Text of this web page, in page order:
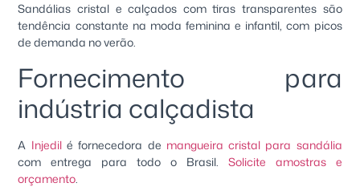
Sandálias cristal e calçados com tiras transparentes são
tendência constante na moda feminina e infantil, com picos
de demanda no verão.
Fornecimento para
indústria calçadista
A Injedilé fornecedora de mangueira cristal para sandália
com entrega para todo o Brasil. Solicite amostras e
orçamento